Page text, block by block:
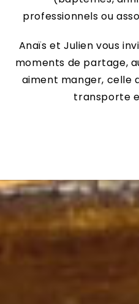
professionnels ou
Anaïs et Julien vous
moments de partage,
aiment manger, celle
transporte